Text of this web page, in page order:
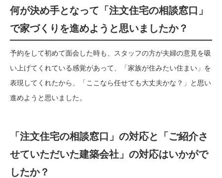
何が決め手となって「注文住宅の相談窓口」
で家づくりを進めようと思いましたか？
予約をして初めて面会した時も、スタッフの方が夫婦の意見を吸
い上げてくれている感覚があって、「家族が住みたい住まい」を
表現してくれたから、「ここなら任せても大丈夫かな？」と思い
進めようと思いました。
「注文住宅の相談窓口」の対応と「ご紹介さ
せていただいた建築会社」の対応はいかがで
したか？